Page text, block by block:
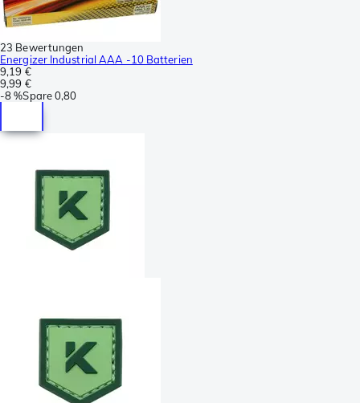
23 Bewertungen
Energizer Industrial AAA -10 Batterien
9,19 €
9,99 €
-8 %Spare0,80